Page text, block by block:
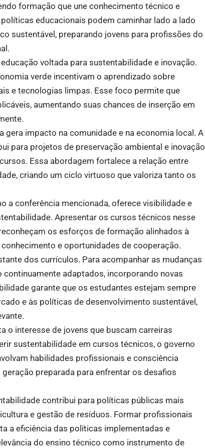
formação que une conhecimento técnico e
educacionais podem caminhar lado a lado
sustentável, preparando jovens para profissões do
voltada para sustentabilidade e inovação.
verde incentivam o aprendizado sobre
e tecnologias limpas. Esse foco permite que
aumentando suas chances de inserção em
impacto na comunidade e na economia local. A
para projetos de preservação ambiental e inovação
Essa abordagem fortalece a relação entre
criando um ciclo virtuoso que valoriza tanto os
a conferência mencionada, oferece visibilidade e
Apresentar os cursos técnicos nesse
os esforços de formação alinhados à
e oportunidades de cooperação.
dos currículos. Para acompanhar as mudanças
adaptados, incorporando novas
garante que os estudantes estejam sempre
e às políticas de desenvolvimento sustentável,
o interesse de jovens que buscam carreiras
sustentabilidade em cursos técnicos, o governo
habilidades profissionais e consciência
preparada para enfrentar os desafios
contribui para políticas públicas mais
e gestão de resíduos. Formar profissionais
a eficiência das políticas implementadas e
do ensino técnico como instrumento de